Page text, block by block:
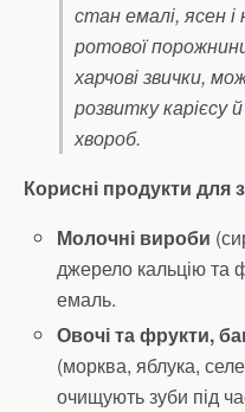
стан емалі, ясен
ротової
харчові звички,
розвитку карієсу
хвороб.
Корисні продукти для
Молочні вироби
джерело кальцію
емаль.
Овочі та фрукти,
(морква, яблука,
очищують зуби під